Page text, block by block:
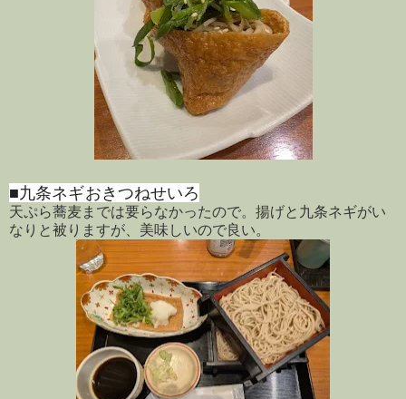
■九条ネギおきつねせいろ
天ぷら蕎麦までは要らなかったので。揚げと九条ネギがい
なりと被りますが、美味しいので良い。